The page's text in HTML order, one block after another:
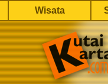
Wisata